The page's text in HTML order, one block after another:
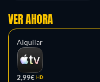
VER AHORA
Alquilar
2,99€ HD